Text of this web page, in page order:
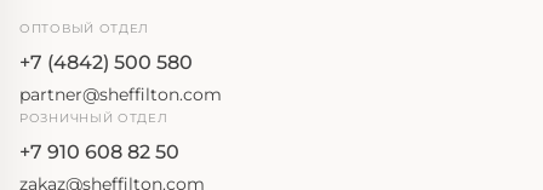
ОПТОВЫЙ ОТДЕЛ
+7 (4842) 500 580
partner@sheffilton.com
РОЗНИЧНЫЙ ОТДЕЛ
+7 910 608 82 50
zakaz@sheffilton.com